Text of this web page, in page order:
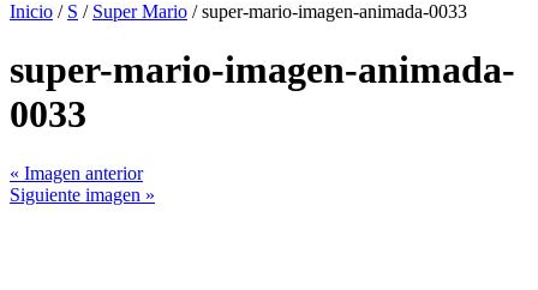
Inicio / S / Super Mario / super-mario-imagen-animada-0033
super-mario-imagen-animada-
0033
« Imagen anterior
Siguiente imagen »